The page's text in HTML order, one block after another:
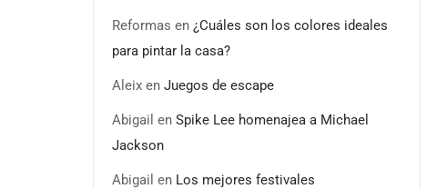
Reformas en ¿Cuáles son los colores ideales
para pintar la casa?
Aleix en Juegos de escape
Abigail en Spike Lee homenajea a Michael
Jackson
Abigail en Los mejores festivales